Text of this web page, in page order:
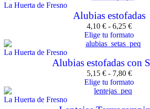
La Huerta de Fresno
Alubias estofadas
4,10 €- 6,25 €
Elige tu formato
La Huerta de Fresno
Alubias estofadas con
5,15 €- 7,80 €
Elige tu formato
La Huerta de Fresno